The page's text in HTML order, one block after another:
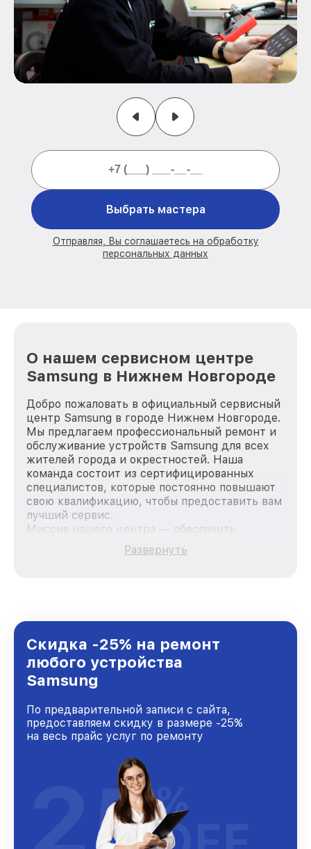
Выбрать мастера
Отправляя, Вы соглашаетесь на обработку
персональных данных
О нашем сервисном центре
Samsung в Нижнем Новгороде
Добро пожаловать в официальный сервисный
центр Samsung в городе Нижнем Новгороде.
Мы предлагаем профессиональный ремонт и
обслуживание устройств Samsung для всех
жителей города и окрестностей. Наша
команда состоит из сертифицированных
специалистов, которые постоянно повышают
свою квалификацию, чтобы предоставить вам
лучший сервис.
Миссия нашего центра — обеспечить
качественный и доступный ремонт для
каждого пользователя продукции Samsung,
городе Нижнем Новгороде, постоянно
повышая уровень доверия и лояльности
наших клиентов.
Развернуть
Скидка -25% на ремонт
любого устройства
Samsung
По предварительной записи с сайта,
предоставляем скидку в размере -25%
на весь прайс услуг по ремонту
25%